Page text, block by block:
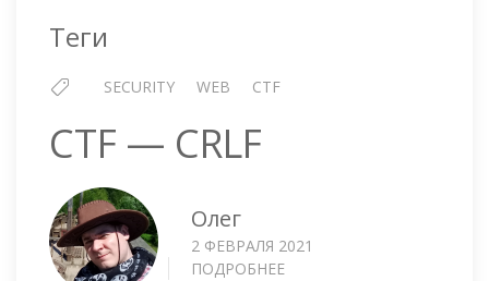
Теги
SECURITY WEB CTF
CTF — CRLF
Олег
2 ФЕВРАЛЯ 2021
ПОДРОБНЕЕ